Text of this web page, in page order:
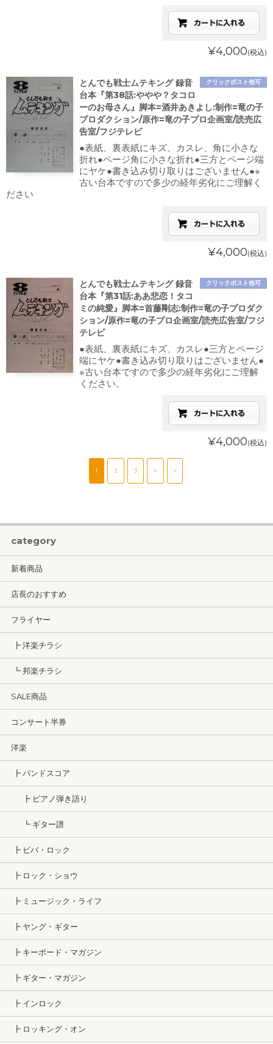
¥4,000(税込)
クリックポスト他可
とんでも戦士ムテキング 録音
台本『第38話:ややや？タコロ
ーのお母さん』脚本=酒井あきよし:制作=竜の子
プロダクション/原作=竜の子プロ企画室/読売広
告室/フジテレビ
●表紙、裏表紙にキズ、カスレ、角に小さな
折れ●ページ角に小さな折れ●三方とページ端
にヤケ●書き込み切り取りはございません●※
古い台本ですので多少の経年劣化にご理解く
ださい
¥4,000(税込)
クリックポスト他可
とんでも戦士ムテキング 録音
台本『第31話:ああ悲恋！タコ
ミの純愛』脚本=首藤剛志:制作=竜の子プロダク
ション/原作=竜の子プロ企画室/読売広告室/フジ
テレビ
●表紙、裏表紙にキズ、カスレ●三方とページ
端にヤケ●書き込み切り取りはございません●
※古い台本ですので多少の経年劣化にご理解
ください。
¥4,000(税込)
1 2 3 > »
category
新着商品
店長のおすすめ
フライヤー
┣ 洋楽チラシ
┗ 邦楽チラシ
SALE商品
コンサート半券
洋楽
┣ バンドスコア
┣ ピアノ弾き語り
┗ ギター譜
┣ ビバ・ロック
┣ ロック・ショウ
┣ ミュージック・ライフ
┣ ヤング・ギター
┣ キーボード・マガジン
┣ ギター・マガジン
┣ インロック
┣ ロッキング・オン